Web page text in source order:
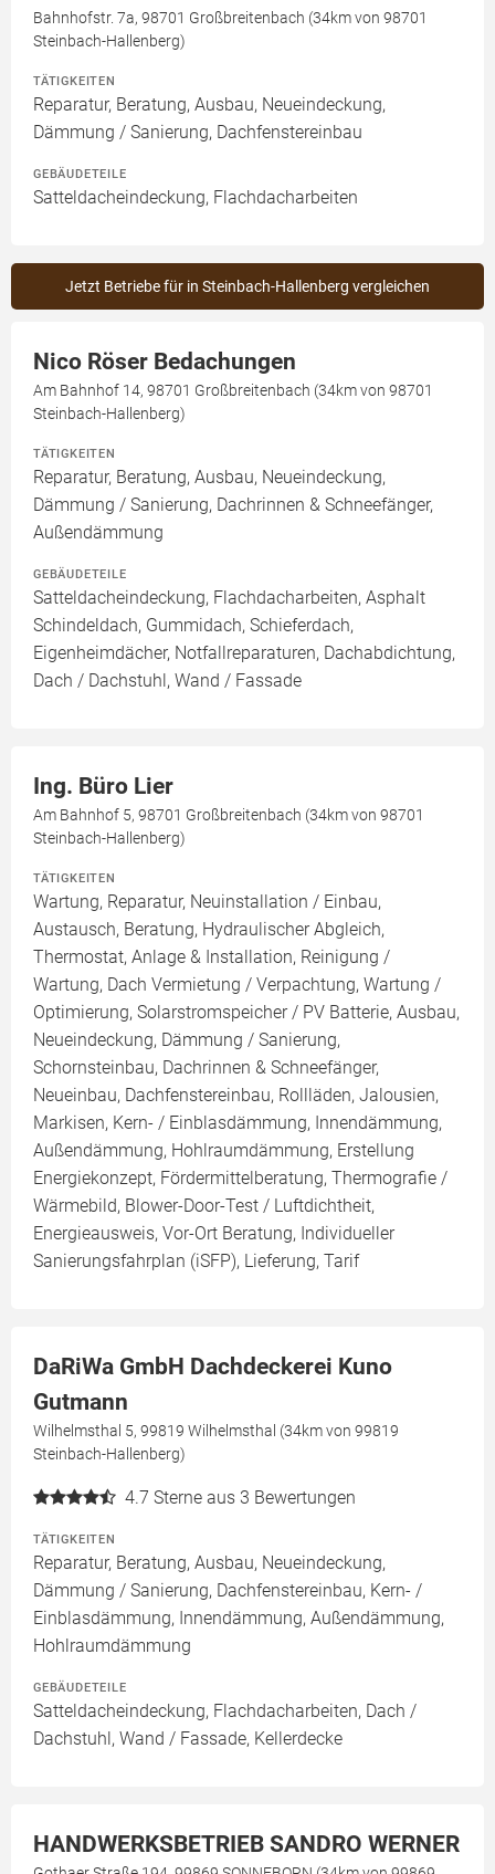
Bahnhofstr. 7a, 98701 Großbreitenbach (34km von 98701
Steinbach-Hallenberg)
TÄTIGKEITEN
Reparatur, Beratung, Ausbau, Neueindeckung,
Dämmung / Sanierung, Dachfenstereinbau
GEBÄUDETEILE
Satteldacheindeckung, Flachdacharbeiten
Jetzt Betriebe für in Steinbach-Hallenberg vergleichen
Nico Röser Bedachungen
Am Bahnhof 14, 98701 Großbreitenbach (34km von 98701
Steinbach-Hallenberg)
TÄTIGKEITEN
Reparatur, Beratung, Ausbau, Neueindeckung,
Dämmung / Sanierung, Dachrinnen & Schneefänger,
Außendämmung
GEBÄUDETEILE
Satteldacheindeckung, Flachdacharbeiten, Asphalt
Schindeldach, Gummidach, Schieferdach,
Eigenheimdächer, Notfallreparaturen, Dachabdichtung,
Dach / Dachstuhl, Wand / Fassade
Ing. Büro Lier
Am Bahnhof 5, 98701 Großbreitenbach (34km von 98701
Steinbach-Hallenberg)
TÄTIGKEITEN
Wartung, Reparatur, Neuinstallation / Einbau,
Austausch, Beratung, Hydraulischer Abgleich,
Thermostat, Anlage & Installation, Reinigung /
Wartung, Dach Vermietung / Verpachtung, Wartung /
Optimierung, Solarstromspeicher / PV Batterie, Ausbau,
Neueindeckung, Dämmung / Sanierung,
Schornsteinbau, Dachrinnen & Schneefänger,
Neueinbau, Dachfenstereinbau, Rollläden, Jalousien,
Markisen, Kern- / Einblasdämmung, Innendämmung,
Außendämmung, Hohlraumdämmung, Erstellung
Energiekonzept, Fördermittelberatung, Thermografie /
Wärmebild, Blower-Door-Test / Luftdichtheit,
Energieausweis, Vor-Ort Beratung, Individueller
Sanierungsfahrplan (iSFP), Lieferung, Tarif
DaRiWa GmbH Dachdeckerei Kuno
Gutmann
Wilhelmsthal 5, 99819 Wilhelmsthal (34km von 99819
Steinbach-Hallenberg)
4.7 Sterne aus 3 Bewertungen
TÄTIGKEITEN
Reparatur, Beratung, Ausbau, Neueindeckung,
Dämmung / Sanierung, Dachfenstereinbau, Kern- /
Einblasdämmung, Innendämmung, Außendämmung,
Hohlraumdämmung
GEBÄUDETEILE
Satteldacheindeckung, Flachdacharbeiten, Dach /
Dachstuhl, Wand / Fassade, Kellerdecke
HANDWERKSBETRIEB SANDRO WERNER